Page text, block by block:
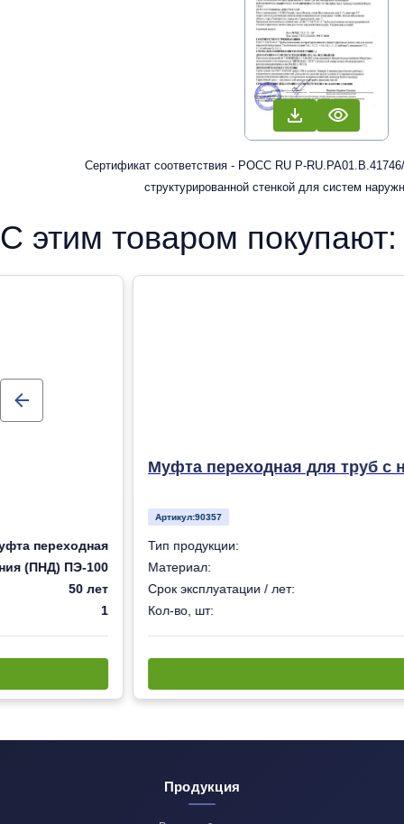
Сертификат соответствия - РОСС RU Р-
структурированной стенкой для систем
С этим товаром покупают:
переходная
(ПНД) ПЭ-100
50 лет
1
Муфта переходная для труб с
Артикул:90357
Тип продукции:
Материал:
Срок эксплуатации / лет:
Кол-во, шт:
Продукция